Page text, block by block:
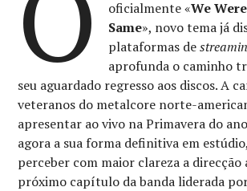
oficialmente «We
Same», novo tema já
plataformas de
aprofunda o caminho
seu aguardado regresso aos discos. A
veteranos do metalcore norte-
apresentar ao vivo na Primavera do
agora a sua forma definitiva em
perceber com maior clareza a
próximo capítulo da banda liderada